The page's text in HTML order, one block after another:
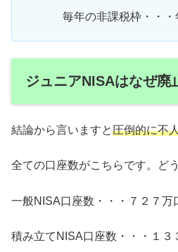
毎年の非課税枠・・・
ジュニアNISAはなぜ廃
結論から言いますと圧倒的に不
全ての口座数がこちらです。ど
一般NISA口座数・・・７２７万
積み立てNISA口座数・・・１３